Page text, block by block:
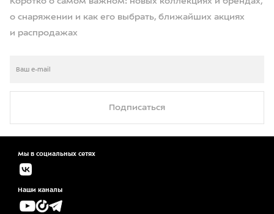
о снаряжении и как его выбрать, ближайших акциях
и распродажах
Подписаться
Мы в социальных сетях
Наши каналы